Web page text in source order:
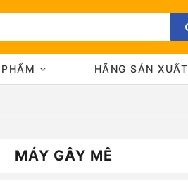
chưa xem sản phẩm nào
HÃNG SẢN XUẤT
MÁY GÂY MÊ